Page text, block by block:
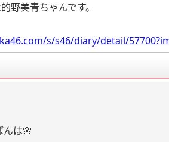
野美青ちゃんです。
s/s46/diary/detail/
んは🌸